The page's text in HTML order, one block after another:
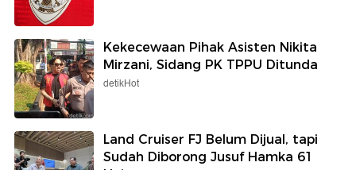
Kekecewaan Pihak Asisten Nikita
Mirzani, Sidang PK TPPU Ditunda
detikHot
Land Cruiser FJ Belum Dijual, tapi
Sudah Diborong Jusuf Hamka 61